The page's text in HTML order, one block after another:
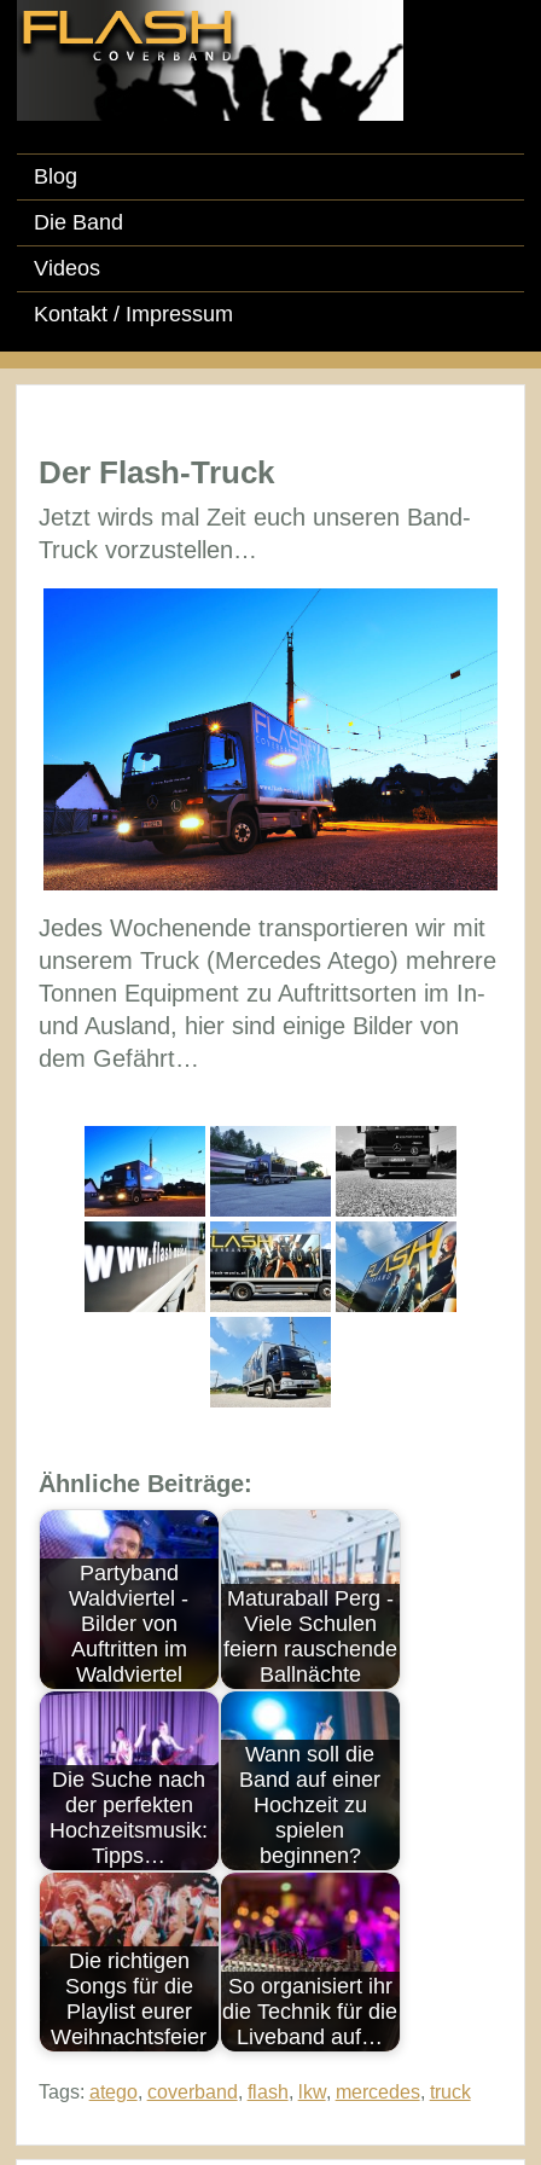
Blog
Die Band
Videos
Kontakt / Impressum
Der Flash-Truck
Jetzt wirds mal Zeit euch unseren Band-
Truck vorzustellen…
Jedes Wochenende transportieren wir mit
unserem Truck (Mercedes Atego) mehrere
Tonnen Equipment zu Auftrittsorten im In-
und Ausland, hier sind einige Bilder von
dem Gefährt…
Ähnliche Beiträge:
Partyband
Waldviertel -
Bilder von
Auftritten im
Waldviertel
Maturaball Perg -
Viele Schulen
feiern rauschende
Ballnächte
Die Suche nach
der perfekten
Hochzeitsmusik:
Tipps…
Wann soll die
Band auf einer
Hochzeit zu
spielen
beginnen?
Die richtigen
Songs für die
Playlist eurer
Weihnachtsfeier
So organisiert ihr
die Technik für die
Liveband auf…
Tags: atego, coverband, flash, lkw, mercedes, truck